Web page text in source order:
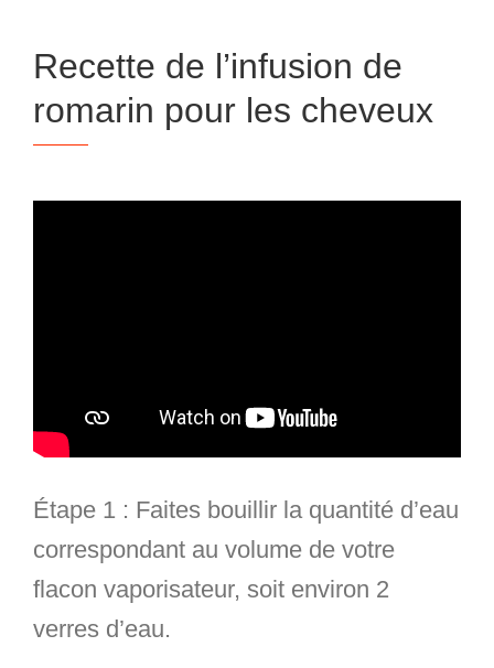
Recette de l’infusion de
romarin pour les cheveux
Étape 1 : Faites bouillir la quantité d’eau
correspondant au volume de votre
flacon vaporisateur, soit environ 2
verres d’eau.